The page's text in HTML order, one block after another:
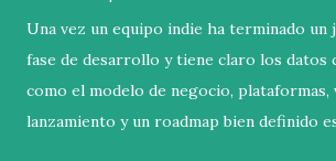
Una vez un equipo indie ha terminado un
fase de desarrollo y tiene claro los datos
como el modelo de negocio, plataformas,
lanzamiento y un roadmap bien definido